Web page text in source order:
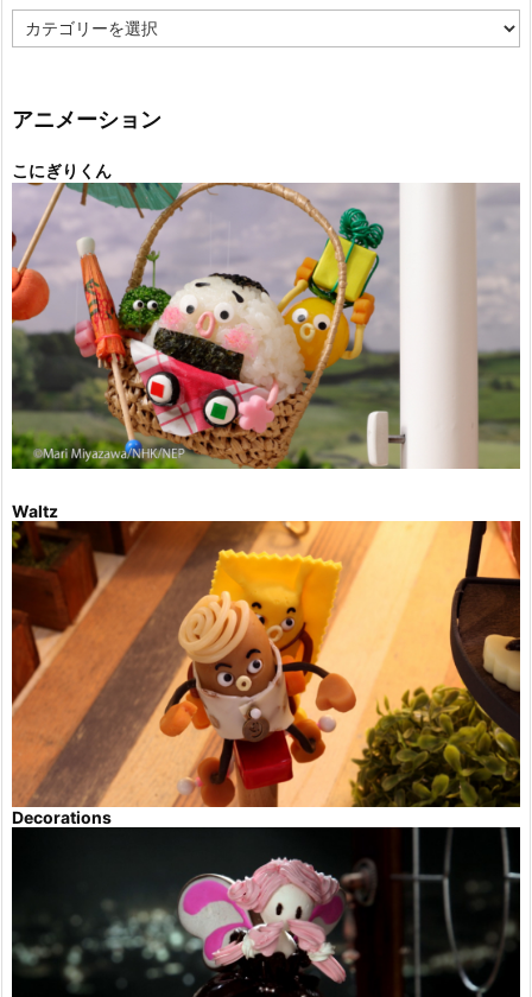
テ
ー
アニメーション
こにぎりくん
Waltz
Decorations